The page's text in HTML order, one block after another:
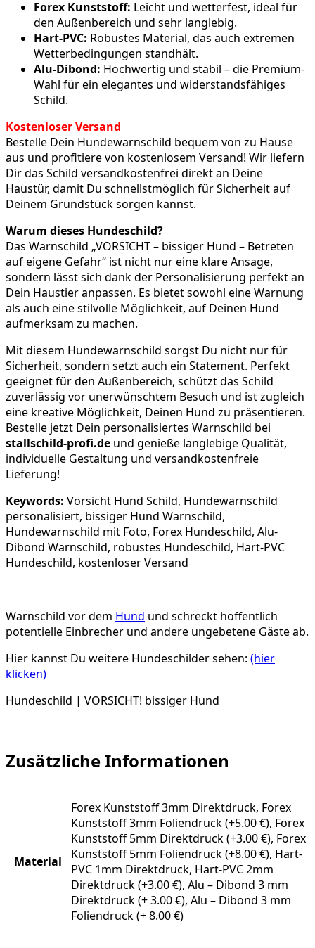
Forex Kunststoff: Leicht und wetterfest, ideal für
den Außenbereich und sehr langlebig.
Hart-PVC: Robustes Material, das auch extremen
Wetterbedingungen standhält.
Alu-Dibond: Hochwertig und stabil – die Premium-
Wahl für ein elegantes und widerstandsfähiges
Schild.
Kostenloser Versand
Bestelle Dein Hundewarnschild bequem von zu Hause
aus und profitiere von kostenlosem Versand! Wir liefern
Dir das Schild versandkostenfrei direkt an Deine
Haustür, damit Du schnellstmöglich für Sicherheit auf
Deinem Grundstück sorgen kannst.
Warum dieses Hundeschild?
Das Warnschild „VORSICHT – bissiger Hund – Betreten
auf eigene Gefahr“ ist nicht nur eine klare Ansage,
sondern lässt sich dank der Personalisierung perfekt an
Dein Haustier anpassen. Es bietet sowohl eine Warnung
als auch eine stilvolle Möglichkeit, auf Deinen Hund
aufmerksam zu machen.
Mit diesem Hundewarnschild sorgst Du nicht nur für
Sicherheit, sondern setzt auch ein Statement. Perfekt
geeignet für den Außenbereich, schützt das Schild
zuverlässig vor unerwünschtem Besuch und ist zugleich
eine kreative Möglichkeit, Deinen Hund zu präsentieren.
Bestelle jetzt Dein personalisiertes Warnschild bei
stallschild-profi.de und genieße langlebige Qualität,
individuelle Gestaltung und versandkostenfreie
Lieferung!
Keywords: Vorsicht Hund Schild, Hundewarnschild
personalisiert, bissiger Hund Warnschild,
Hundewarnschild mit Foto, Forex Hundeschild, Alu-
Dibond Warnschild, robustes Hundeschild, Hart-PVC
Hundeschild, kostenloser Versand
Warnschild vor dem Hund und schreckt hoffentlich
potentielle Einbrecher und andere ungebetene Gäste ab.
Hier kannst Du weitere Hundeschilder sehen: (hier
klicken)
Hundeschild | VORSICHT! bissiger Hund
Zusätzliche Informationen
Material
Forex Kunststoff 3mm Direktdruck, Forex
Kunststoff 3mm Foliendruck (+5.00 €), Forex
Kunststoff 5mm Direktdruck (+3.00 €), Forex
Kunststoff 5mm Foliendruck (+8.00 €), Hart-
PVC 1mm Direktdruck, Hart-PVC 2mm
Direktdruck (+3.00 €), Alu – Dibond 3 mm
Direktdruck (+ 3.00 €), Alu – Dibond 3 mm
Foliendruck (+ 8.00 €)